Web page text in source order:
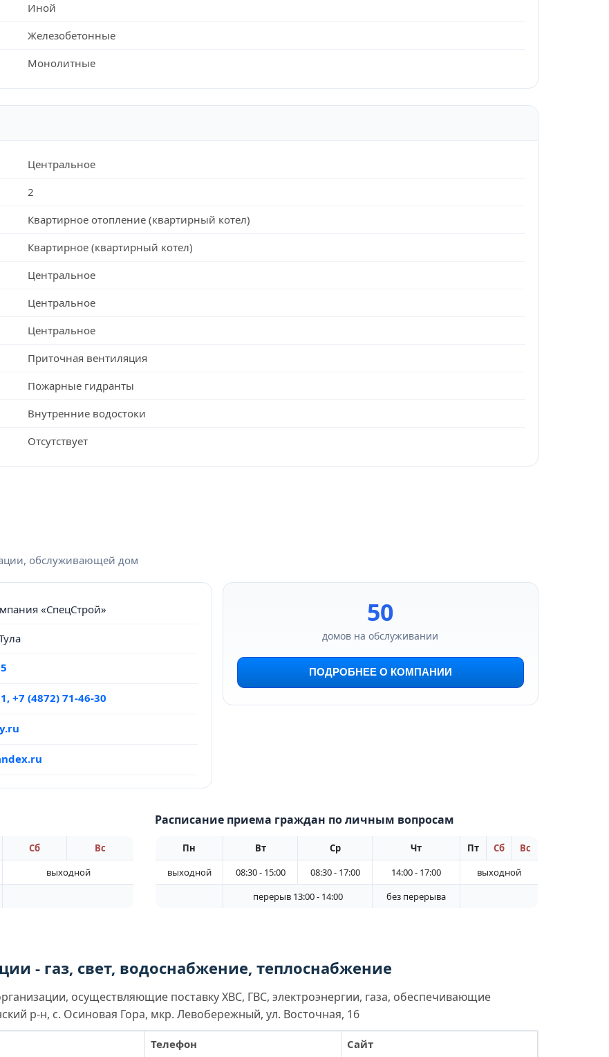
Иной
Железобетонные
Монолитные
Центральное
2
Квартирное отопление (квартирный котел)
Квартирное (квартирный котел)
Центральное
Центральное
Центральное
Приточная вентиляция
Пожарные гидранты
Внутренние водостоки
Отсутствует
обслуживающей дом
«СпецСтрой»
+7 (4872) 71-46-30
50
домов на обслуживании
ПОДРОБНЕЕ О КОМПАНИИ
Сб
Вс
выходной
Расписание приема граждан по личным вопросам
Пн Вт Ср Чт Пт Сб
Вс
выходной
08:30 - 15:00 08:30 - 17:00 14:00 - 17:00
выходной
перерыв 13:00 - 14:00
без перерыва
- газ, свет, водоснабжение, теплоснабжение
осуществляющие поставку ХВС, ГВС, электроэнергии, газа, обеспечивающие
р-н, с. Осиновая Гора, мкр. Левобережный, ул. Восточная, 16
Телефон Сайт